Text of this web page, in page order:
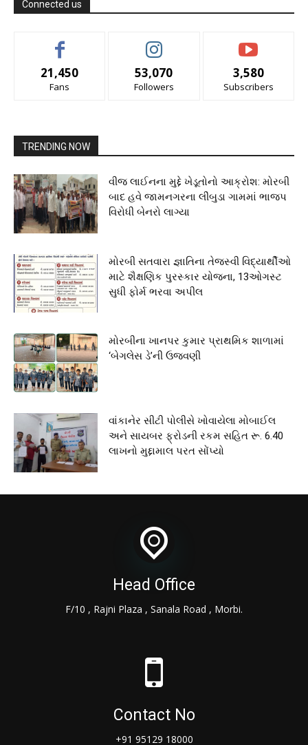
Connected us
21,450
Fans
53,070
Followers
3,580
Subscribers
TRENDING NOW
વીજ લાઈનના મુદ્દે ખેડૂતોનો આક્રોશ: મોરબી
બાદ હવે જામનગરના લીંબુડા ગામમાં ભાજપ
વિરોધી બેનરો લાગ્યા
મોરબી સતવારા જ્ઞાતિના તેજસ્વી વિદ્યાર્થીઓ
માટે શૈક્ષણિક પુરસ્કાર યોજના, 13ઓગસ્ટ
સુધી ફોર્મ ભરવા અપીલ
મોરબીના ખાનપર કુમાર પ્રાથમિક શાળામાં
‘બેગલેસ ડે’ની ઉજવણી
વાંકાનેર સીટી પોલીસે ખોવાયેલા મોબાઈલ
અને સાયબર ફ્રોડની રકમ સહિત રૂ. 6.40
લાખનો મુદ્દામાલ પરત સોંપ્યો
Head Office
F/10 , Rajni Plaza , Sanala Road , Morbi.
Contact No
+91 95129 18000